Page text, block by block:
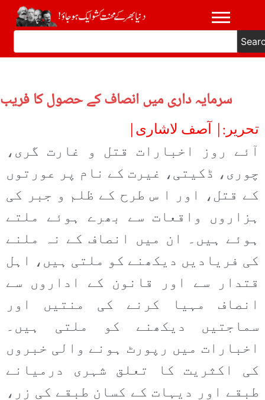
سرمایہ داری میں انصاف کے حصول کا فریب
تحریر:| آصف لاشاری|
آئے روز اخبارات قتل و غارت گری،
چوری، ڈکیتی، غیرت کے نام پر عورتوں
کے قتل، اور ا س طرح کے ظلم و جبر کی
ہزاروں واقعات سے بھرے ہوئے ملتے
ہوئے ہیں۔ ان میں انصاف کے نہ ملنے
کی فریادیں دیکھنے کو ملتی ہیں، اہل
قتدار سے اور قانون کے اداروں سے
انصاف مہیا کرنے کی منتیں اور
سماجتیں دیکھنے کو ملتی ہیں۔
اخبارات میں رپورٹ ہونے والی خبروں
کی اکثریت کا تعلق شہری درمیانے
طبقے اور دیہات کے کسان طبقے کی زر،